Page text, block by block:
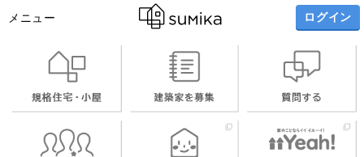
メニュー ログイン